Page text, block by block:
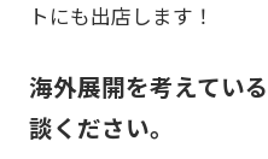
トにも出店します！
海外展開を考えてい
談ください。